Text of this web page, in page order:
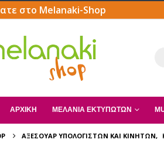
στο Melanaki-Shop
ΑΡΧΙΚΗ ΜΕΛΆΝΙΑ ΕΚΤΥΠΩΤΏΝ
ΑΞΕΣΟΥΆΡ ΥΠΟΛΟΓΙΣΤΏΝ ΚΑΙ ΚΙΝΗΤΏΝ,